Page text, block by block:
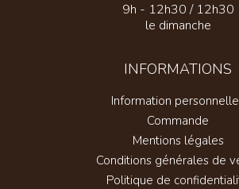
9h - 12h30 / 12h30
le dimanche
INFORMATIONS
Information
Commande
Mentions légales
Conditions générales de
Politique de